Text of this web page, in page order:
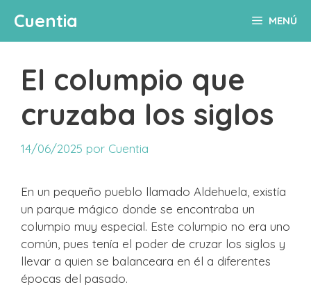
contenido
Cuentia MENÚ
El columpio que
cruzaba los siglos
14/06/2025 por Cuentia
En un pequeño pueblo llamado Aldehuela, existía
un parque mágico donde se encontraba un
columpio muy especial. Este columpio no era uno
común, pues tenía el poder de cruzar los siglos y
llevar a quien se balanceara en él a diferentes
épocas del pasado.